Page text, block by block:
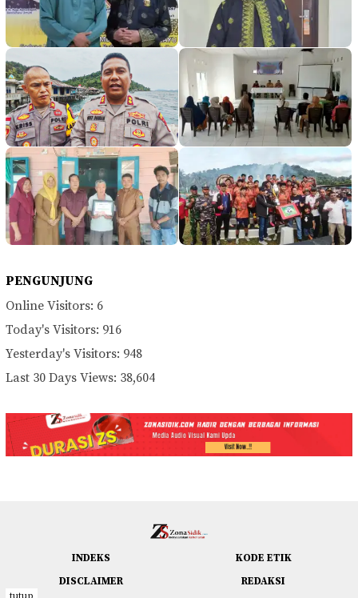
PENGUNJUNG
Online Visitors: 6
Today's Visitors: 916
Yesterday's Visitors: 948
Last 30 Days Views: 38,604
INDEKS
KODE ETIK
DISCLAIMER
REDAKSI